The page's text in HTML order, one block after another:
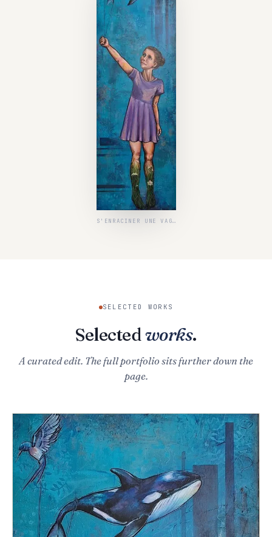
S'ENRACINER UNE VAGUE À LA MER
SELECTED WORKS
Selected works.
A curated edit. The full portfolio sits further down the
page.